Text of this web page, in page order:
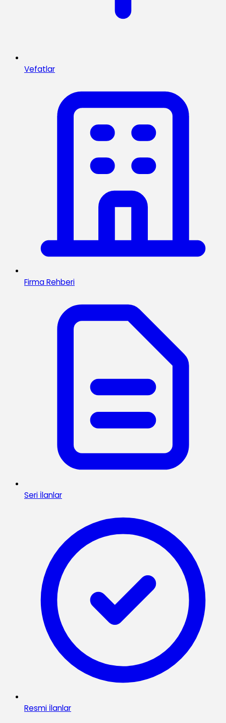
Vefatlar
Firma Rehberi
Seri İlanlar
Resmi İlanlar